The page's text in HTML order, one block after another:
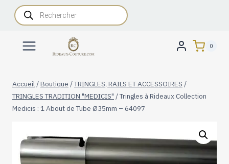
AllerRecherche
de
produits
0
Accueil /Boutique /TRINGLES, RAILS ET ACCESSOIRES /
TRINGLES TRADITION "MEDICIS" /Tringles à Rideaux Collection
Medicis : 1 About de Tube Ø35mm – 64097